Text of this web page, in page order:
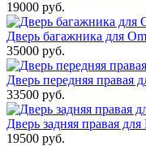
19000 руб.
Дверь багажника для
35000 руб.
Дверь передняя правая
33500 руб.
Дверь задняя правая
19500 руб.